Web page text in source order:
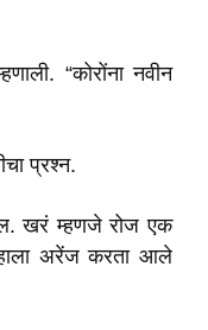
“कोरोंना नवीन
प्रश्न.
खरं म्हणजे रोज एक
अरेंज करता आले